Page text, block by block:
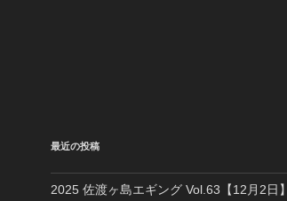
最近の投稿
2025 佐渡ヶ島エギング Vol.63【12月2日】